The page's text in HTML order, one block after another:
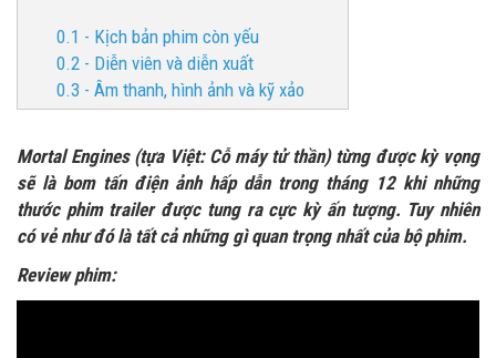
0.1 - Kịch bản phim còn yếu
0.2 - Diễn viên và diễn xuất
0.3 - Âm thanh, hình ảnh và kỹ xảo
Mortal Engines (tựa Việt: Cỗ máy tử thần) từng được kỳ vọng
sẽ là bom tấn điện ảnh hấp dẫn trong tháng 12 khi những
thước phim trailer được tung ra cực kỳ ấn tượng. Tuy nhiên
có vẻ như đó là tất cả những gì quan trọng nhất của bộ phim.
Review phim: